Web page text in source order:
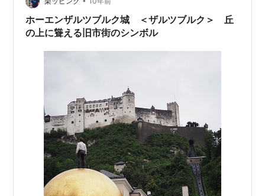
ホーエンザルツブルク城 ＜ザルツブルク＞ 丘
の上に聳える旧市街のシンボル